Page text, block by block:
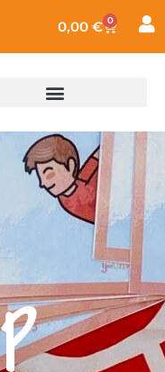
0,00 € 0